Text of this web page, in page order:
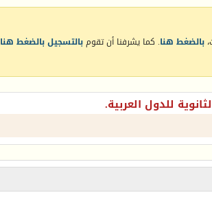
بالضغط هنا. كما يشرفنا أن تقومبالتسجيل بالضغط هنا
للدول العربية.